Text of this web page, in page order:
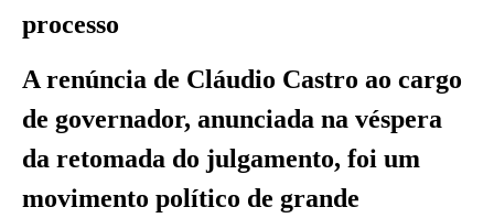
processo
A renúncia de Cláudio Castro ao cargo
de governador, anunciada na véspera
da retomada do julgamento, foi um
movimento político de grande